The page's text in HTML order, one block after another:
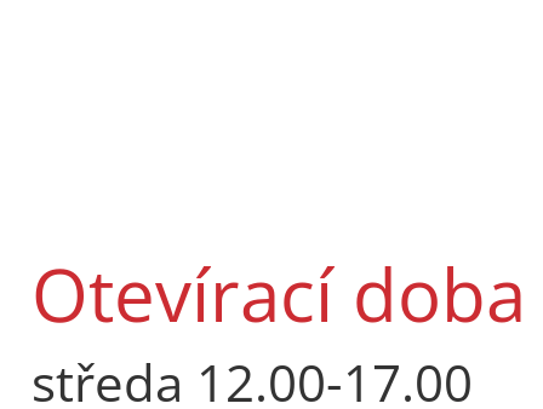
Otevírací doba
středa 12.00-17.00